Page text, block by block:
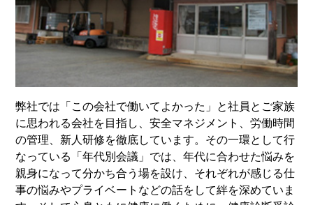
弊社では「この会社で働いてよかった」と社員とご家族
に思われる会社を目指し、安全マネジメント、労働時間
の管理、新人研修を徹底しています。その一環として行
なっている「年代別会議」では、年代に合わせた悩みを
親身になって分かち合う場を設け、それぞれが感じる仕
事の悩みやプライベートなどの話をして絆を深めていま